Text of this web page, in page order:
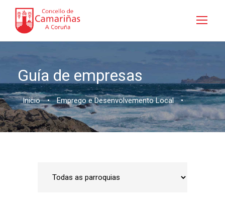
Guía de empresas
Inicio • Emprego e Desenvolvemento Local •